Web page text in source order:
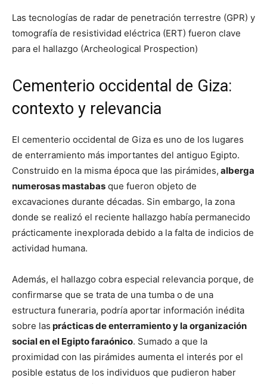
Las tecnologías de radar de penetración terrestre (GPR) y
tomografía de resistividad eléctrica (ERT) fueron clave
para el hallazgo (Archeological Prospection)
Cementerio occidental de Giza:
contexto y relevancia
El cementerio occidental de Giza es uno de los lugares
de enterramiento más importantes del antiguo Egipto.
Construido en la misma época que las pirámides, alberga
numerosas mastabas que fueron objeto de
excavaciones durante décadas. Sin embargo, la zona
donde se realizó el reciente hallazgo había permanecido
prácticamente inexplorada debido a la falta de indicios de
actividad humana.
Además, el hallazgo cobra especial relevancia porque, de
confirmarse que se trata de una tumba o de una
estructura funeraria, podría aportar información inédita
sobre las prácticas de enterramiento y la organización
social en el Egipto faraónico. Sumado a que la
proximidad con las pirámides aumenta el interés por el
posible estatus de los individuos que pudieron haber